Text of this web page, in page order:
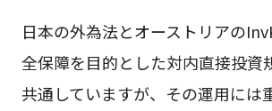
日本の外為法とオーストリアの
全保障を目的とした対内直接投資
共通していますが、その運用には